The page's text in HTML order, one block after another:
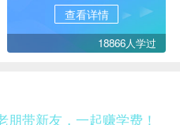
查看详情
18866人学过
朋带新友，一起赚学费！